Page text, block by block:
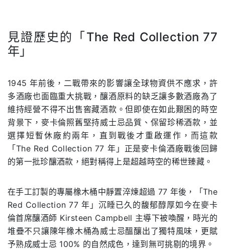
見證歷史的「The Red Collection 77
年」
1945 年前後，二戰帶來的影響讓全球物資供不應求，許
多酒廠也面臨重大挑戰，釀酒原料的缺乏讓多數酒廠為了
維持經營不得不出售窖藏酒款。但即使在如此艱困的時空
背景下，麥卡倫照舊堅持威士忌品質、保留珍稀酒款，並
選擇短暫休廠約兩年，直到戰後才重啟運作，而這款
「The Red Collection 77 年」正是麥卡倫酒廠戰後回歸
的第一批珍釀酒款，絕對稱得上是超越時空的稀世臻藏。
在手工訂製的專屬橡木桶中靜置淬煉超過 77 年後，「The
Red Collection 77 年」沉睡已久的馥郁醇厚如今在麥卡
倫首席釀酒師 Kirsteen Campbell 主導下被喚醒，時光的
堆疊不只讓陳年橡木桶為威士忌醞釀出了獨特風味，更賦
予熟成威士忌 100% 的自然成色，達到無可挑剔的境界。